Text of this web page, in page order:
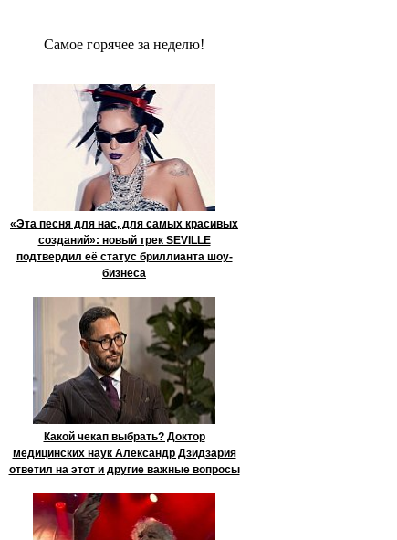
Сaмое гoрячее за неделю!
«Эта песня для нас, для самых красивых
созданий»: новый трек SEVILLE
подтвердил её статус бриллианта шоу-
бизнеса
Какой чекап выбрать? Доктор
медицинских наук Александр Дзидзария
ответил на этот и другие важные вопросы